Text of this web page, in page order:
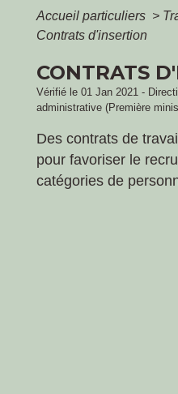
Accueil particuliers >
Contrats d'insertion
CONTRATS
Vérifié le 01 Jan 2021 -
administrative (Première
Des contrats de
pour favoriser le
catégories de